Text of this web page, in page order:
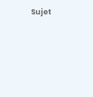
Sujet